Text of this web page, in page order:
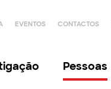
EVENTOS CONTACTOS
Pessoas